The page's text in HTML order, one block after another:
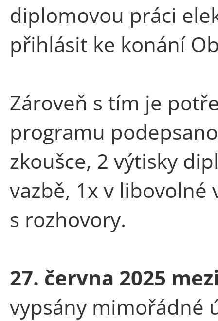
diplomovou práci
přihlásit ke konání
Zároveň s tím je
programu
zkoušce, 2 výtisky
vazbě, 1x v libovolné
s rozhovory.
27. června 2025
vypsány mimořádné